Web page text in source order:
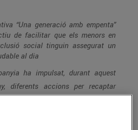
“Una generació amb empenta”
de facilitar que els menors en
social tinguin assegurat un
al dia
ha impulsat, durant aquest
diferents accions per recaptar
Educo i Fundesplai, a 81